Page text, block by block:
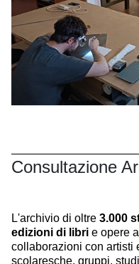
Consultazione
L'archivio di oltre 3.000
edizioni di libri e opere
collaborazioni con artisti
scolaresche, gruppi,